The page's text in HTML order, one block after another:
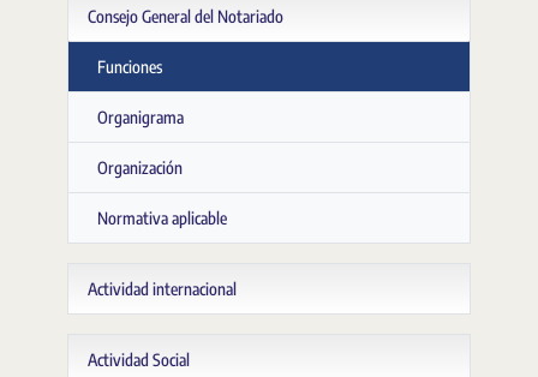
Consejo General del Notariado
Funciones
Organigrama
Organización
Normativa aplicable
Actividad internacional
Actividad Social